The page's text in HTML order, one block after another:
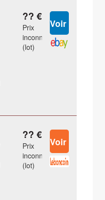
?? €
Prix
inconnu
(lot)
?? €
Prix
inconnu
(lot)